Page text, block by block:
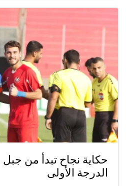
حكاية نجاح تبدأ من
الدرجة الأولى